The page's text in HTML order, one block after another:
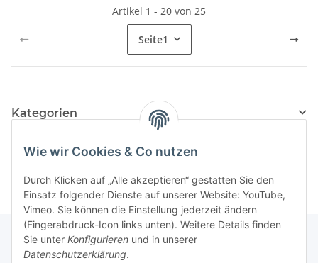
Wie wir Cookies & Co nutzen
Durch Klicken auf „Alle akzeptieren“ gestatten Sie den
Einsatz folgender Dienste auf unserer Website: YouTube,
Vimeo. Sie können die Einstellung jederzeit ändern
(Fingerabdruck-Icon links unten). Weitere Details finden
Sie unter Konfigurieren und in unserer
Datenschutzerklärung.
Artikel 1 - 20 von 25
Seite1
Kategorien
Hersteller